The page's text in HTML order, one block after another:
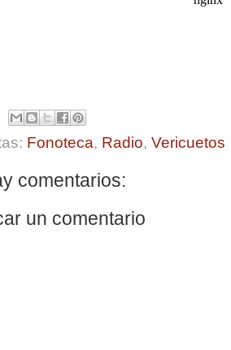
Fonoteca, Radio, Vericuetos
comentarios:
un comentario